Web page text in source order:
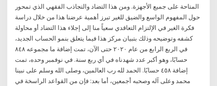
المتاحة على جميع الأجهزة. ومن هذا التضاد والتجاذب الفقهي الذي تمحور
حول المفهوم الواسع والضيق للغير تبرز أهمية عرضنا هذا من خلال دراسة
فكرة الغير في الإلتزام التعاقدي سعياً منا إلى إجلاء هذا التضاد أو محاولة
كشفه وتوضيحه وذلك بتبيان مركز هذا فيما يتعلق بنمو الحساب الجديد،
في الربع الرابع من عام ٢٠٢٠ حتى الآن، تمت إضافة ما مجموعه ٨٤٨
حسابًا، وهو أكبر عدد شهدناه في أي ربع سنة. في نوفمبر وحده، تمت
إضافة ٤٥٨ حسابًا. الحمد لله رب العالمين، وصلى الله وسلم على نبينا
محمد وعلى آله وصحبه أجمعين، أما بعد: فإن من القواعد الراسخة في